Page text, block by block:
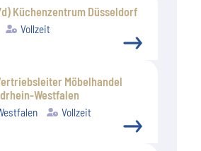
Küchenzentrum Düsseldorf
Vollzeit
Möbelhandel
Westfalen
Vollzeit